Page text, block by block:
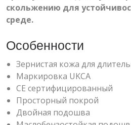
скольжению для
среде.
Особенности
Зернистая кожа для
Маркировка UKCA
CE сертифицированный
Просторный покрой
Двойная подошва